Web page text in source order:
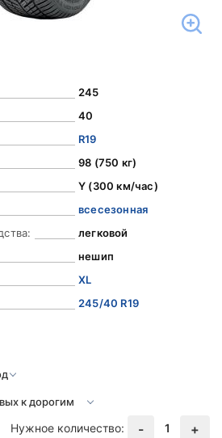
245
40
R19
98 (750 кг)
Y (300 км/час)
всесезонная
легковой
нешип
XL
245/40 R19
Нужное количество:
- 1 +